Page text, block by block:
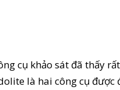
cụ khảo sát đã thấy
là hai công cụ